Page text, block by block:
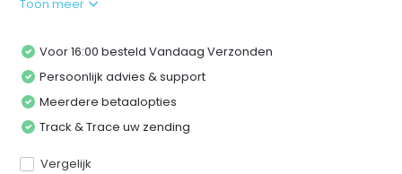
Toon meer
Voor 16:00 besteld Vandaag Verzonden
Persoonlijk advies & support
Meerdere betaalopties
Track & Trace uw zending
Vergelijk